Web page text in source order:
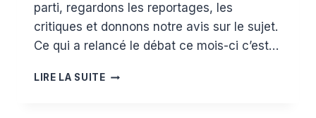
parti, regardons les reportages, les
critiques et donnons notre avis sur le sujet.
Ce qui a relancé le débat ce mois-ci c’est…
LIRE LA SUITELE